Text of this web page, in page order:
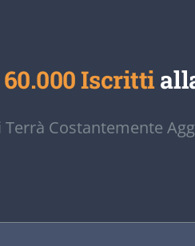
60.000 Iscritti
Costantemente